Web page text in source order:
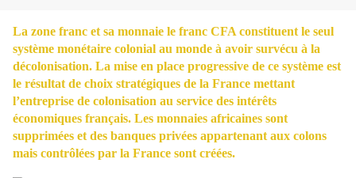
La zone franc et sa monnaie le franc CFA constituent le seul
système monétaire colonial au monde à avoir survécu à la
décolonisation. La mise en place progressive de ce système est
le résultat de choix stratégiques de la France mettant
l’entreprise de colonisation au service des intérêts
économiques français. Les monnaies africaines sont
supprimées et des banques privées appartenant aux colons
mais contrôlées par la France sont créées.